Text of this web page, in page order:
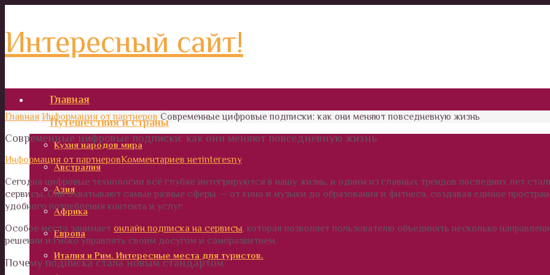
Интересный сайт!
Главная
Путешествия и страны
Кухня народов мира
Австралия
Азия
Африка
Европа
Италия и Рим. Интересные места для туристов.
Главная Информация от партнеров Современные цифровые подписки: как они меняют повседневную жизнь
Современные цифровые подписки: как они меняют повседневную жизнь
Информация от партнеровКомментариев нетinteresny
Сегодня цифровые технологии всё глубже интегрируются в нашу жизнь, и одним из главных трендов последних лет
сервисы. Они охватывают самые разные сферы — от кино и музыки до образования и фитнеса, создавая единое
удобного потребления контента и услуг.
Особое место занимает онлайн подписка на сервисы, которая позволяет пользователю объединять несколько
решении и гибко управлять своим досугом и саморазвитием.
Почему подписка стала новым стандартом